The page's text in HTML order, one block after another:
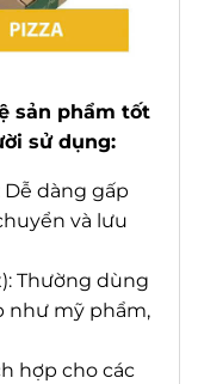
sản phẩm tốt
sử dụng:
dàng gấp
và lưu
Thường dùng
như mỹ phẩm,
hợp cho các